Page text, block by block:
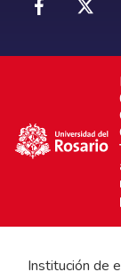
Institución de